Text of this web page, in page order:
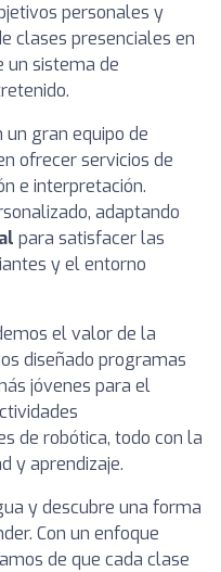
personales y
clases presenciales en
un sistema de
un gran equipo de
ofrecer servicios de
e interpretación.
adaptando
para satisfacer las
y el entorno
el valor de la
diseñado programas
jóvenes para el
de robótica, todo con la
y aprendizaje.
y descubre una forma
Con un enfoque
de que cada clase